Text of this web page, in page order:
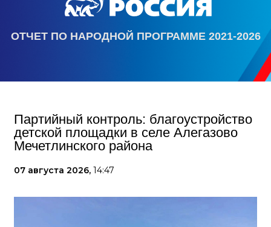
ОТЧЕТ ПО НАРОДНОЙ ПРОГРАММЕ 2021-2026
Партийный контроль: благоустройство
детской площадки в селе Алегазово
Мечетлинского района
07 августа 2026, 14:47